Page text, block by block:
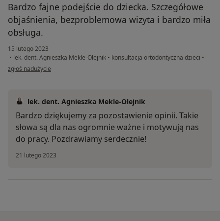
Bardzo fajne podejście do dziecka. Szczegółowe
objaśnienia, bezproblemowa wizyta i bardzo miła
obsługa.
15 lutego 2023
• lek. dent. Agnieszka Mekle-Olejnik • konsultacja ortodontyczna dzieci •
w opinii użytkownika BK
zgłoś nadużycie
lek. dent. Agnieszka Mekle-Olejnik
Bardzo dziękujemy za pozostawienie opinii. Takie
słowa są dla nas ogromnie ważne i motywują nas
do pracy. Pozdrawiamy serdecznie!
21 lutego 2023